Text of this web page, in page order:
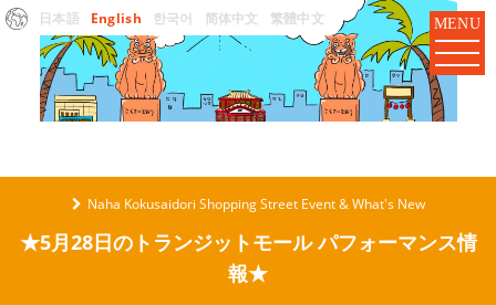
日本語 English 한국어 简体中文 繁體中文 MENU
Naha Kokusaidori Shopping Street Event & What's New
★5月28日のトランジットモール パフォーマンス情
報★